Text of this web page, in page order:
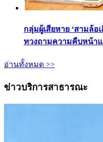
กลุ่มผู้เสียหาย ‘สามล้อ
ทวงถามความคืบหน้าแ
อ่านทั้งหมด >>
ข่าวบริการสาธารณะ